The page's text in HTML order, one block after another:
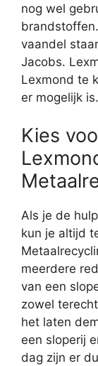
nog wel
vaandel
Jacobs.
Lexmond te
er mogelijk is.
Kies
Als je de
kun je altijd
meerdere
van een
zowel
het laten
een sloperij
dag zijn er